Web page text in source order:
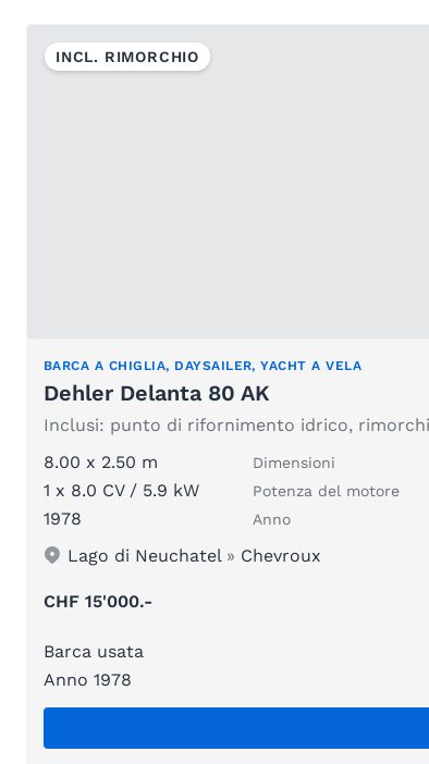
INCL. RIMORCHIO
BARCA A CHIGLIA, DAYSAILER, YACHT A VELA
Dehler Delanta 80 AK
Inclusi: punto di rifornimento idrico,
8.00 x 2.50 m
Dimensioni
1 x 8.0 CV / 5.9 kW Potenza del motore
1978 Anno
Lago di Neuchatel» Chevroux
CHF 15'000.-
Barca usata
Anno 1978